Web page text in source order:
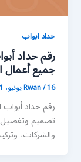
حداد ابواب
جميع أعمال
Rwan/16 يونيو، 2021
رقم حداد
تصميم وتفصيل
والشركات،